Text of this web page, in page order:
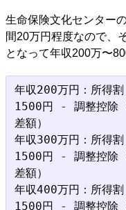
生命保険文化センター
間20万円程度なので、
となって年収200万〜
年収200万円：所
1500円 - 調整控除
差額）
年収300万円：所得
1500円 - 調整控除
差額）
年収400万円：所得
1500円 - 調整控除